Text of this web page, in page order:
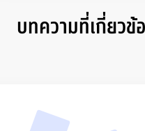
บทความที่เกี่ยวข้